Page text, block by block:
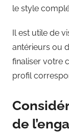
le style
Il est utile de
antérieurs ou
finaliser votre
profil
de